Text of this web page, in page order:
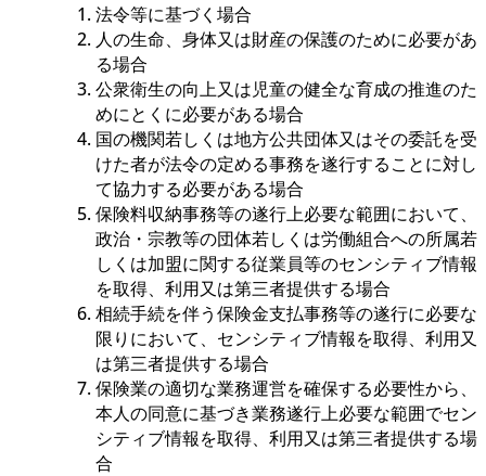
法令等に基づく場合
人の生命、身体又は財産の保護のために必要があ
る場合
公衆衛生の向上又は児童の健全な育成の推進のた
めにとくに必要がある場合
国の機関若しくは地方公共団体又はその委託を受
けた者が法令の定める事務を遂行することに対し
て協力する必要がある場合
保険料収納事務等の遂行上必要な範囲において、
政治・宗教等の団体若しくは労働組合への所属若
しくは加盟に関する従業員等のセンシティブ情報
を取得、利用又は第三者提供する場合
相続手続を伴う保険金支払事務等の遂行に必要な
限りにおいて、センシティブ情報を取得、利用又
は第三者提供する場合
保険業の適切な業務運営を確保する必要性から、
本人の同意に基づき業務遂行上必要な範囲でセン
シティブ情報を取得、利用又は第三者提供する場
合